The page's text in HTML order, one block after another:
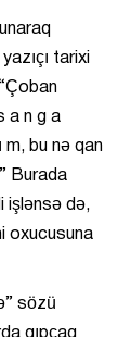
tarixi
a n g a
m, bu nə qan
Burada
işlənsə də,
oxucusuna
sözü
qıpçaq